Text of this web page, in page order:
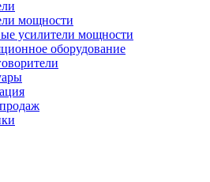
мощности
усилители мощности
оборудование